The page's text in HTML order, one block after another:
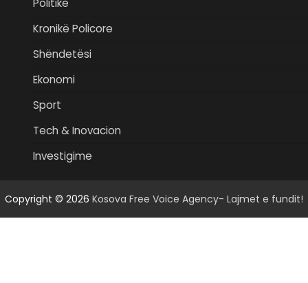
Politikë
Kronikë Policore
Shëndetësi
Ekonomi
Sport
Tech & Inovacion
Investigime